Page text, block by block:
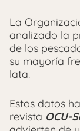
La
analizado la
de los
su mayoría
lata.
Estos datos
revista OCU-